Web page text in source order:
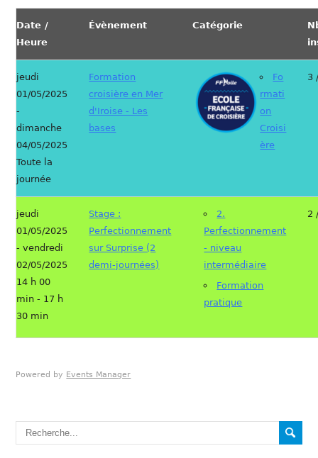
Date /
Heure
Évènement Catégorie
jeudi
01/05/2025
-
dimanche
04/05/2025
Toute la
journée
Formation
croisière en Mer
d'Iroise - Les
bases
Fo
rmati
on
Croisi
ère
3
jeudi
01/05/2025
- vendredi
02/05/2025
14 h 00
min - 17 h
30 min
Stage :
Perfectionnement
sur Surprise (2
demi-journées)
2.
Perfectionnement
- niveau
intermédiaire
Formation
pratique
2
Powered by Events Manager